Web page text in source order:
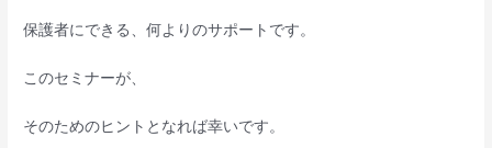
保護者にできる、何よりのサポートです。
このセミナーが、
そのためのヒントとなれば幸いです。